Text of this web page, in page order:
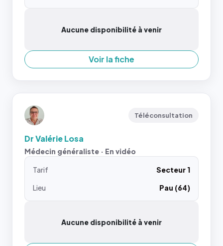
Aucune disponibilité à venir
Voir la fiche
Téléconsultation
Dr Valérie Losa
Médecin généraliste · En vidéo
Tarif
Secteur 1
Lieu
Pau (64)
Aucune disponibilité à venir